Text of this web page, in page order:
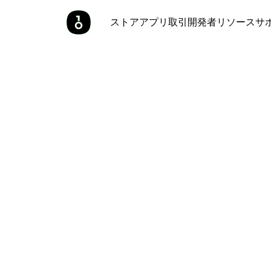
ストアアプリ 取引 開発者リソースサ